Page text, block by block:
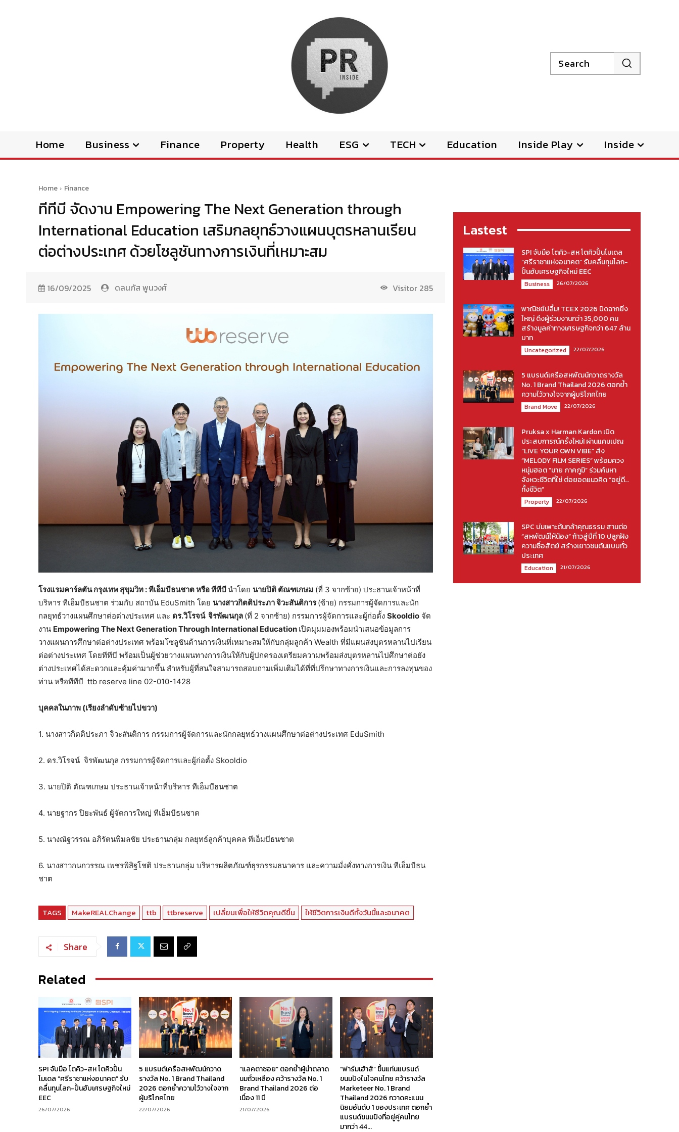
Search
Home Business Finance Property Health ESG TECH Education Inside Play Inside
Home Finance
ทีทีบี จัดงาน Empowering The Next Generation through
International Education เสริมกลยุทธ์วางแผนบุตรหลานเรียน
ต่อต่างประเทศ ด้วยโซลูชันทางการเงินที่เหมาะสม
16/09/2025 ดลนภัส พูนวงศ์ Visitor 285
โรงแรมคาร์ลตัน กรุงเทพ สุขุมวิท : ทีเอ็มบีธนชาต หรือ ทีทีบีนำโดย นายปิติ ตัณฑเกษม (ที่ 3 จากซ้าย) ประธานเจ้าหน้าที่
บริหาร ทีเอ็มบีธนชาต ร่วมกับ สถาบัน EduSmith โดย นางสาวกิตติประภา จิวะสันติการ(ซ้าย) กรรมการผู้จัดการและนัก
กลยุทธ์วางแผนศึกษาต่อต่างประเทศ และ ดร.วิโรจน์ จิรพัฒนกุล (ที่ 2 จากซ้าย) กรรมการผู้จัดการและผู้ก่อตั้ง Skooldio จัด
งาน Empowering The Next Generation Through International Education เปิดมุมมองพร้อมนำเสนอข้อมูลการ
วางแผนการศึกษาต่อต่างประเทศ พร้อมโซลูชันด้านการเงินที่เหมาะสมให้กับกลุ่มลูกค้า Wealth ที่มีแผนส่งบุตรหลานไปเรียน
ต่อต่างประเทศ โดยทีทีบี พร้อมเป็นผู้ช่วยวางแผนทางการเงินให้กับผู้ปกครองเตรียมความพร้อมส่งบุตรหลานไปศึกษาต่อยัง
ต่างประเทศได้สะดวกและคุ้มค่ามากขึ้น สำหรับผู้ที่สนใจสามารถสอบถามเพิ่มเติมได้ที่ที่ปรึกษาทางการเงินและการลงทุนของ
ท่าน หรือทีทีบี ttb reserve line 02-010-1428
บุคคลในภาพ (เรียงลำดับซ้ายไปขวา)
1. นางสาวกิตติประภา จิวะสันติการ กรรมการผู้จัดการและนักกลยุทธ์วางแผนศึกษาต่อต่างประเทศ EduSmith
2. ดร.วิโรจน์ จิรพัฒนกุล กรรมการผู้จัดการและผู้ก่อตั้ง Skooldio
3. นายปิติ ตัณฑเกษม ประธานเจ้าหน้าที่บริหาร ทีเอ็มบีธนชาต
4. นายฐากร ปิยะพันธ์ ผู้จัดการใหญ่ ทีเอ็มบีธนชาต
5. นางณัฐวรรณ อภิรัตนพิมลชัย ประธานกลุ่ม กลยุทธ์ลูกค้าบุคคล ทีเอ็มบีธนชาต
6. นางสาวกนกวรรณ เพชรพิสิฐโชติ ประธานกลุ่ม บริหารผลิตภัณฑ์ธุรกรรมธนาคาร และความมั่งคั่งทางการเงิน ทีเอ็มบีธน
ชาต
TAGS MakeREALChange ttb ttbreserve เปลี่ยนเพื่อให้ชีวิตคุณดีขึ้น ให้ชีวิตการเงินดีทั้งวันนี้และอนาคต
Share
Related
SPI จับมือ โตคิว-สห โตคิวปั้น
โมเดล “ศรีราชาแห่งอนาคต” รับ
คลื่นทุนโลก-ปั้นฮับเศรษฐกิจใหม่
EEC
26/07/2026
5 แบรนด์เครือสหพัฒน์กวาด
รางวัล No. 1 Brand Thailand
2026 ตอกย้ำความไว้วางใจจาก
ผู้บริโภคไทย
22/07/2026
“แลคตาซอย” ตอกย้ำผู้นำตลาด
นมถั่วเหลือง คว้ารางวัล No. 1
Brand Thailand 2026 ต่อ
เนื่อง 11 ปี
21/07/2026
“ฟาร์มเฮ้าส์” ขึ้นแท่นแบรนด์
ขนมปังในใจคนไทย คว้ารางวัล
Marketeer No. 1 Brand
Thailand 2026 กวาดคะแนน
นิยมอันดับ 1 ของประเทศ ตอกย้ำ
แบรนด์ขนมปังที่อยู่คู่คนไทย
มากว่า 44...
Lastest
SPI จับมือ โตคิว-สห โตคิวปั้นโมเดล
“ศรีราชาแห่งอนาคต” รับคลื่นทุนโลก-
ปั้นฮับเศรษฐกิจใหม่ EEC
Business 26/07/2026
พาณิชย์ปลื้ม! TCEX 2026 ปิดฉากยิ่ง
ใหญ่ ดึงผู้ร่วมงานกว่า 35,000 คน
สร้างมูลค่าทางเศรษฐกิจกว่า 647 ล้าน
บาท
Uncategorized 22/07/2026
5 แบรนด์เครือสหพัฒน์กวาดรางวัล
No. 1 Brand Thailand 2026 ตอกย้ำ
ความไว้วางใจจากผู้บริโภคไทย
Brand Move 22/07/2026
Pruksa x Harman Kardon เปิด
ประสบการณ์ครั้งใหม่! ผ่านแคมเปญ
“LIVE YOUR OWN VIBE” ส่ง
“MELODY FILM SERIES” พร้อมควง
หนุ่มฮอต “มาย ภาคภูมิ” ร่วมค้นหา
จังหวะชีวิตที่ใช่ ต่อยอดแนวคิด “อยู่ดี…
ทั้งชีวิต”
Property 22/07/2026
SPC บ่มเพาะต้นกล้าคุณธรรม สานต่อ
“สหพัฒน์ให้น้อง” ก้าวสู่ปีที่ 10 ปลูกฝัง
ความซื่อสัตย์ สร้างเยาวชนต้นแบบทั่ว
ประเทศ
Education 21/07/2026